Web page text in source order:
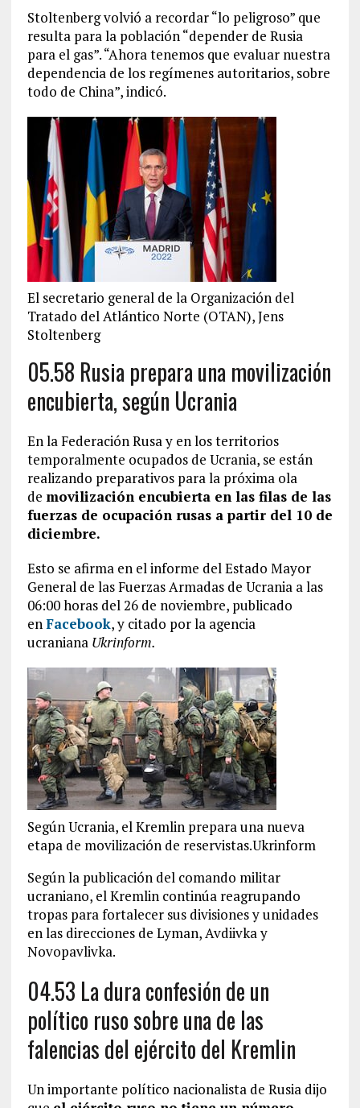
Stoltenberg volvió a recordar “lo peligroso” que
resulta para la población “depender de Rusia
para el gas”. “Ahora tenemos que evaluar nuestra
dependencia de los regímenes autoritarios, sobre
todo de China”, indicó.
El secretario general de la Organización del
Tratado del Atlántico Norte (OTAN), Jens
Stoltenberg
05.58 Rusia prepara una movilización
encubierta, según Ucrania
En la Federación Rusa y en los territorios
temporalmente ocupados de Ucrania, se están
realizando preparativos para la próxima ola
de movilización encubierta en las filas de las
fuerzas de ocupación rusas a partir del 10 de
diciembre.
Esto se afirma en el informe del Estado Mayor
General de las Fuerzas Armadas de Ucrania a las
06:00 horas del 26 de noviembre, publicado
enFacebook, y citado por la agencia
ucraniana Ukrinform.
Según Ucrania, el Kremlin prepara una nueva
etapa de movilización de reservistas.Ukrinform
Según la publicación del comando militar
ucraniano, el Kremlin continúa reagrupando
tropas para fortalecer sus divisiones y unidades
en las direcciones de Lyman, Avdiivka y
Novopavlivka.
04.53 La dura confesión de un
político ruso sobre una de las
falencias del ejército del Kremlin
Un importante político nacionalista de Rusia dijo